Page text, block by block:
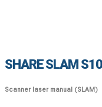
SHARE SLAM
Scanner laser manual (SLAM)